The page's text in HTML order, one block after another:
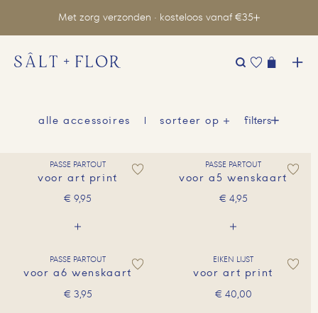
Met zorg verzonden · kosteloos vanaf €35
alle accessoires sorteer op filters
PASSE PARTOUT
voor art print
€ 9,95
PASSE PARTOUT
voor a5 wenskaart
€ 4,95
PASSE PARTOUT
voor a6 wenskaart
€ 3,95
EIKEN LIJST
voor art print
€ 40,00